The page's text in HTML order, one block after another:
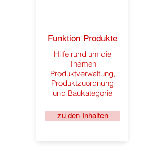
Funktion Produkte
Hilfe rund um die
Themen
Produktverwaltung,
Produktzuordnung
und Baukategorie
zu den Inhalten